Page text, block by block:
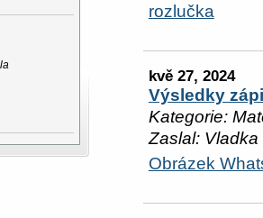
rozlučka
kvě 27, 2024
Výsledky
Kategorie:
Zaslal: Vladka
Obrázek